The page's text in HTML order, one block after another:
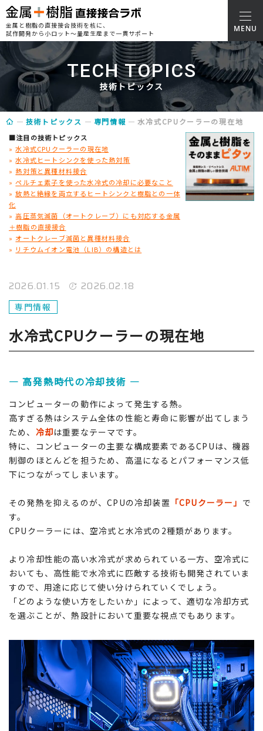
金属と樹脂の直接接合技術を核に、
試作開発から小ロット～量産生産まで一貫サポート
TECH TOPICS
技術トピックス
技術トピックス 専門情報 水冷式CPUクーラーの現在地
■注目の技術トピックス
»水冷式CPUクーラーの現在地
»水冷式ヒートシンクを使った熱対策
»熱対策と異種材料接合
»ペルチェ素子を使った水冷式の冷却に必要なこと
»放熱と絶縁を両立するヒートシンクと樹脂との一体
化
»高圧蒸気滅菌（オートクレーブ）にも対応する金属
＋樹脂の直接接合
» オートクレーブ滅菌と異種材料接合
» リチウムイオン電池（LIB）の構造とは
2026.01.15 2026.02.18
専門情報
水冷式CPUクーラーの現在地
― 高発熱時代の冷却技術 ―
コンピューターの動作によって発生する熱。
高すぎる熱はシステム全体の性能と寿命に影響が出てしまう
ため、 冷却は重要なテーマです。
特に、コンピューターの主要な構成要素であるCPUは、機器
制御のほとんどを担うため、高温になるとパフォーマンス低
下につながってしまいます。
その発熱を抑えるのが、CPUの冷却装置 「CPUクーラー」 で
す。
CPUクーラーには、空冷式と水冷式の2種類があります。
より冷却性能の高い水冷式が求められている一方、空冷式に
おいても、高性能で水冷式に匹敵する技術も開発されていま
すので、用途に応じて使い分けられていくでしょう。
「どのような使い方をしたいか」によって、適切な冷却方式
を選ぶことが、熱設計において重要な視点でもあります。